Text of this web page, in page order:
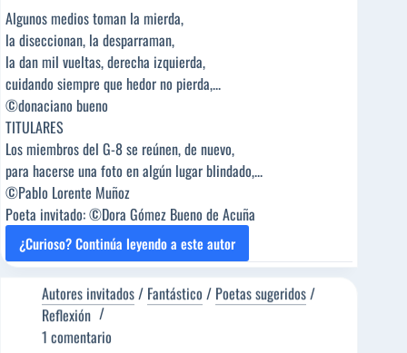
Algunos medios toman la mierda,
la diseccionan, la desparraman,
la dan mil vueltas, derecha izquierda,
cuidando siempre que hedor no pierda,...
©donaciano bueno
TITULARES
Los miembros del G-8 se reúnen, de nuevo,
para hacerse una foto en algún lugar blindado,...
©Pablo Lorente Muñoz
Poeta invitado: ©Dora Gómez Bueno de Acuña
¿Curioso? Continúa leyendo a este autor
¡A
LA
MIERDA!
(con
Autores invitados / Fantástico / Poetas sugeridos /
Reflexión
1 comentario